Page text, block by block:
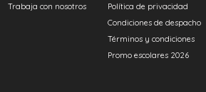
Trabaja con nosotros
Política de privacidad
Condiciones de despacho
Términos y condiciones
Promo escolares 2026